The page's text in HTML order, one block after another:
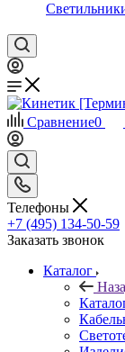
Сравнение0
Телефоны
+7 (495) 134-50-59
Заказать звонок
Каталог